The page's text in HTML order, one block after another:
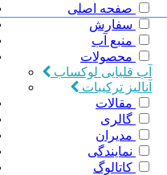
آب قلیایی لوکساب
آنالیز ترکیبات